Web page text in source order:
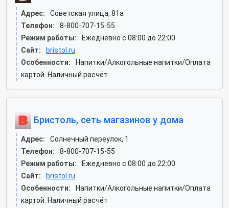
Адрес:
Советская улица, 81а
Телефон:
8-800-707-15-55
Режим работы:
Ежедневно с 08:00 до 22:00
Сайт:
bristol.ru
Особенности:
Напитки/Алкогольные напитки/Оплата
картой. Наличный расчёт
Бристоль, сеть магазинов у дома
Адрес:
Солнечный переулок, 1
Телефон:
8-800-707-15-55
Режим работы:
Ежедневно с 08:00 до 22:00
Сайт:
bristol.ru
Особенности:
Напитки/Алкогольные напитки/Оплата
картой. Наличный расчёт